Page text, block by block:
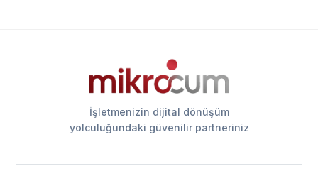
İşletmenizin dijital dönüşüm
yolculuğundaki güvenilir partneriniz